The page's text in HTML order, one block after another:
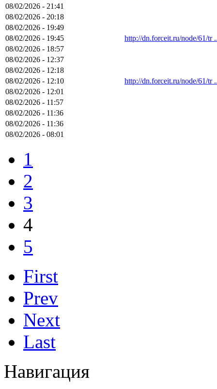
08/02/2026 - 21:41
08/02/2026 - 20:18
08/02/2026 - 19:49
08/02/2026 - 19:45
http://dn.forceit.ru/node/61/tr
08/02/2026 - 18:57
08/02/2026 - 12:37
08/02/2026 - 12:18
08/02/2026 - 12:10
http://dn.forceit.ru/node/61/tr
08/02/2026 - 12:01
08/02/2026 - 11:57
08/02/2026 - 11:36
08/02/2026 - 11:36
08/02/2026 - 08:01
1
2
3
4
5
First
Prev
Next
Last
Навигация